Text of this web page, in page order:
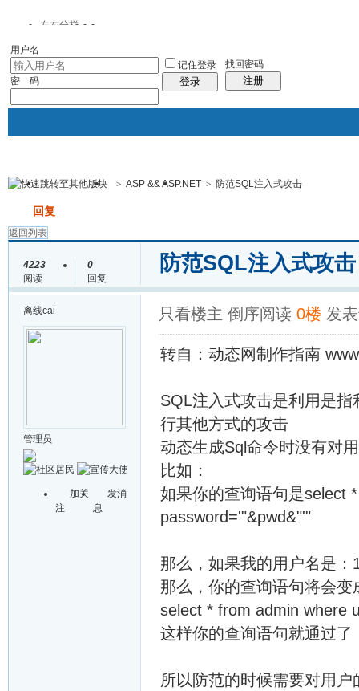
左右分栏
用户名
密 码
记住登录
登录
找回密码
注册
门户模式 韭菜家园 论坛
> ASP && ASP.NET > 防范SQL注入式攻击
回复
返回列表
4223
阅读
0
回复
防范SQL注入式攻
离线cai
管理员
加关
注
发消
息
只看楼主 倒序阅读 0楼 发
转自：动态网制作指南
SQL注入式攻击是利用是
行其他方式的攻击
动态生成Sql命令时没有对
比如：
如果你的查询语句是select
password='"&pwd&"'"
那么，如果我的用户名是：
那么，你的查询语句将会变
select * from admin where
这样你的查询语句就通过
所以防范的时候需要对用